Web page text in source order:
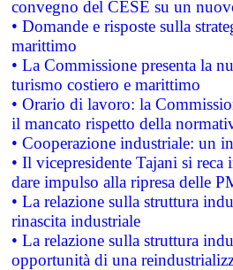
convegno del CESE su un
• Domande e risposte sulla
marittimo
• La Commissione presenta la
turismo costiero e marittimo
• Orario di lavoro: la
il mancato rispetto della
• Cooperazione industriale: un
• Il vicepresidente Tajani si
dare impulso alla ripresa delle
• La relazione sulla struttura
rinascita industriale
• La relazione sulla struttura
opportunità di una